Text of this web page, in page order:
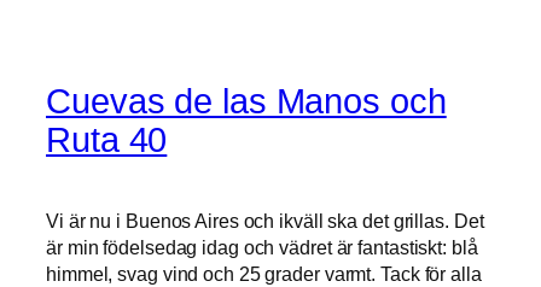
Cuevas de las Manos och
Ruta 40
Vi är nu i Buenos Aires och ikväll ska det grillas. Det
är min födelsedag idag och vädret är fantastiskt: blå
himmel, svag vind och 25 grader varmt. Tack för alla